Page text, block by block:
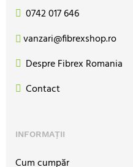
0742 017 646
vanzari@fibrexshop.ro
Despre Fibrex Romania
Contact
INFORMAȚII
Cum cumpăr